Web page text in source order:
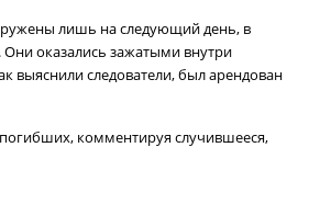
лишь на следующий день, в
Они оказались зажатыми внутри
выяснили следователи, был арендован
комментируя случившееся,